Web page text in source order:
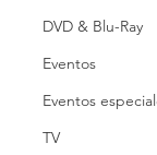
DVD & Blu-Ray
Eventos
Eventos
TV